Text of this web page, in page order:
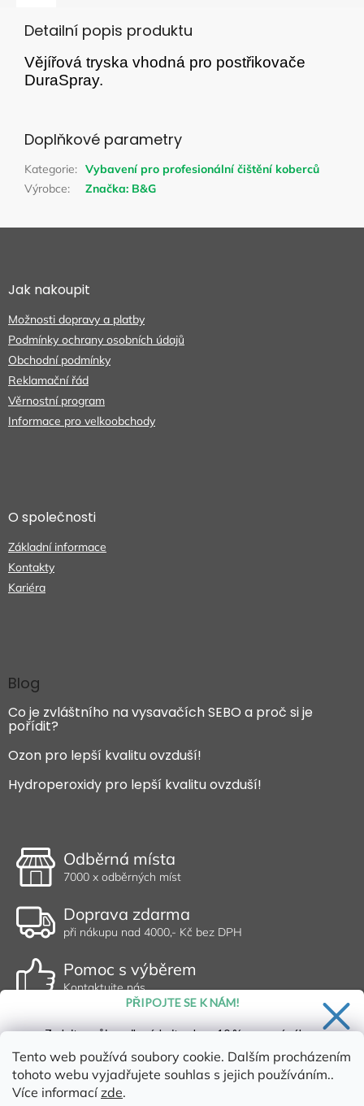
Tento web používá soubory cookie. Dalším procházením
tohoto webu vyjadřujete souhlas s jejich používáním..
Více informacízde.
Detailní popis produktu
Vějířová tryska vhodná pro postřikovače
DuraSpray.
Doplňkové parametry
Kategorie: Vybavení pro profesionální čištění koberců
Výrobce: Značka: B&G
aJak nakoupit
Možnosti dopravy a platby
Podmínky ochrany osobních údajů
Obchodní podmínky
Reklamační řád
Věrnostní program
Informace pro velkoobchody
O společnosti
Základní informace
Kontakty
Kariéra
Blog
Co je zvláštního na vysavačích SEBO a proč si je
pořídit?
Ozon pro lepší kvalitu ovzduší!
Hydroperoxidy pro lepší kvalitu ovzduší!
Odběrná místa
7000 x odběrných míst
Doprava zdarma
při nákupu nad 4000,- Kč bez DPH
Pomoc s výběrem
Kontaktujte nás
PŘIPOJTE SE K NÁM!
Zadejte svůj email a získejte slevu 10 % na první nákup.